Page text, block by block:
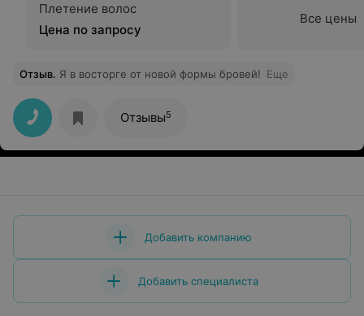
Плетение волос
Цена по запросу
Все цены
Отзыв. Я в восторге от новой формы бровей! Еще
Отзывы5
Добавить компанию
Добавить специалиста